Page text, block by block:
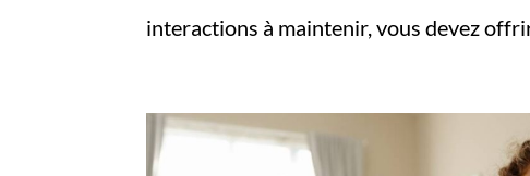
interactions à maintenir, vous devez offrir